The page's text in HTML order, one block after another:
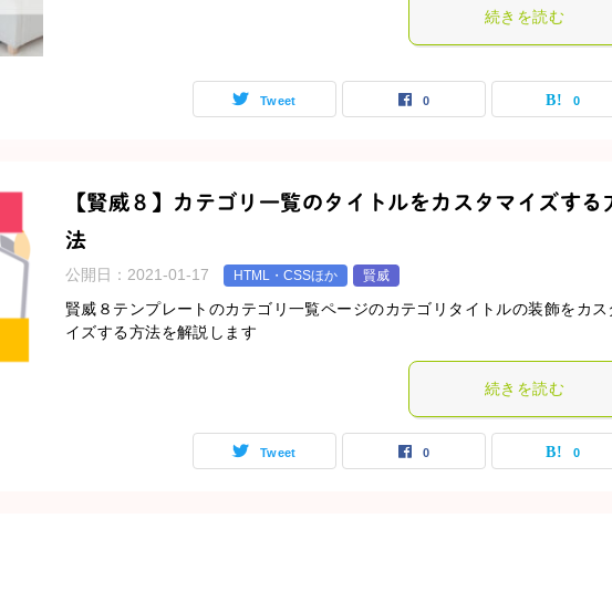
続きを読む
Tweet 0 0
【賢威８】カテゴリ一覧のタイトルをカスタマイズする
法
公開日： 2021-01-17 HTML・CSSほか 賢威
賢威８テンプレートのカテゴリ一覧ページのカテゴリタイトルの装飾をカス
イズする方法を解説します
続きを読む
Tweet 0 0